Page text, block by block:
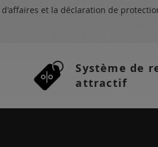
d'affaires et la déclaration de
Système de
attractif